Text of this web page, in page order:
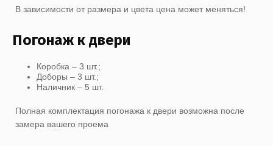
В зависимости от размера и цвета цена может меняться!
Погонаж к двери
Коробка – 3 шт.;
Доборы – 3 шт.;
Наличник – 5 шт.
Полная комплектация погонажа к двери возможна после
замера вашего проема